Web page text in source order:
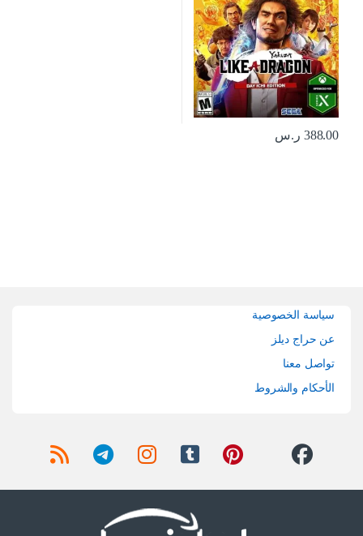
388.00 ر.س
سياسة الخصوصية
عن حراج ديلز
تواصل معنا
الأحكام والشروط